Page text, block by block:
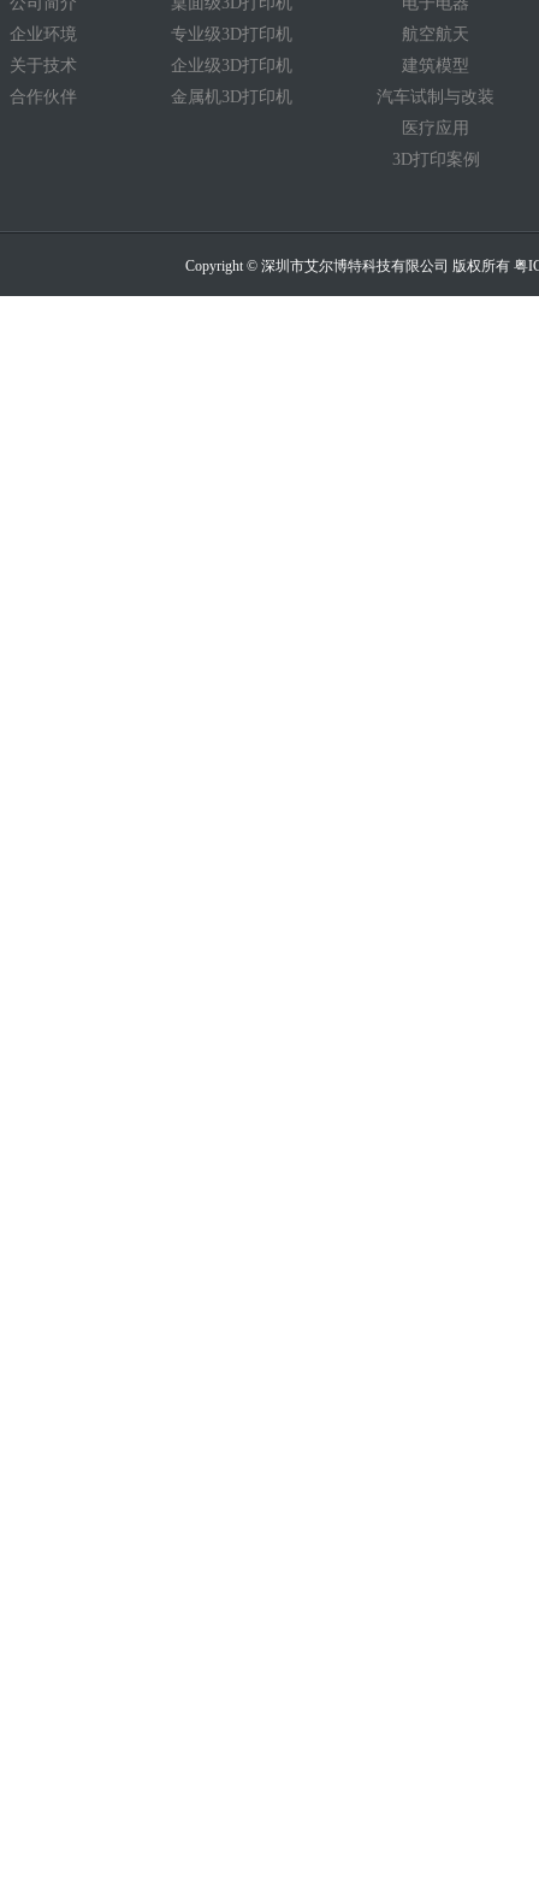
企业环境
关于技术
合作伙伴
专业级3D打印机
企业级3D打印机
金属机3D打印机
航空航天
建筑模型
汽车试制与改装
医疗应用
3D打印案例
Copyright © 深圳市艾尔博特科技有限公司 版权所有 粤